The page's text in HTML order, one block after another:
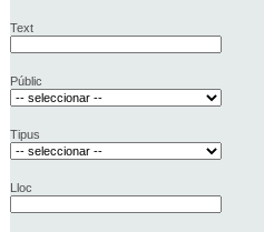
Text
Públic
Tipus
Lloc